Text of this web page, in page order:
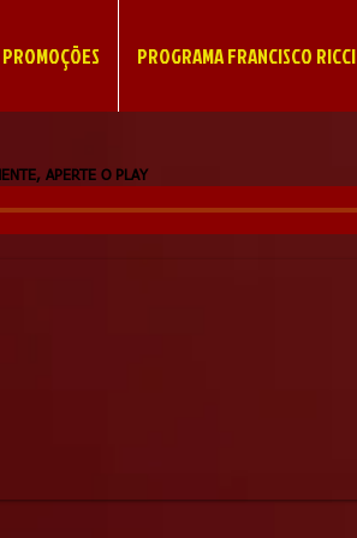
PROMOÇÕES PROGRAMA FRANCISCO RICCI
APERTE O PLAY